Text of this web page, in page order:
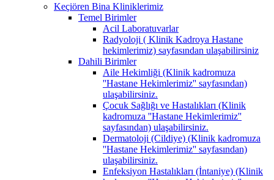
Keçiören Bina Kliniklerimiz
Temel Birimler
Acil Laboratuvarlar
Radyoloji ( Klinik Kadroya Hastane
hekimlerimiz) sayfasından ulaşabilirsiniz
Dahili Birimler
Aile Hekimliği (Klinik kadromuza
''Hastane Hekimlerimiz'' sayfasından)
ulaşabilirsiniz.
Çocuk Sağlığı ve Hastalıkları (Klinik
kadromuza ''Hastane Hekimlerimiz''
sayfasından) ulaşabilirsiniz.
Dermatoloji (Cildiye) (Klinik kadromuza
''Hastane Hekimlerimiz'' sayfasından)
ulaşabilirsiniz.
Enfeksiyon Hastalıkları (İntaniye) (Klinik